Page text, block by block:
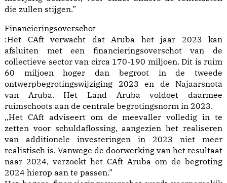
die zullen stijgen.”
Financieringsoverschot
:Het CAft verwacht dat Aruba het jaar 2023 kan
afsluiten met een financieringsoverschot van de
collectieve sector van circa 170-190 miljoen. Dit is ruim
60 miljoen hoger dan begroot in de tweede
ontwerpbegrotingswijziging 2023 en de Najaarsnota
van Aruba. Het Land Aruba voldoet daarmee
ruimschoots aan de centrale begrotingsnorm in 2023.
,,Het CAft adviseert om de meevaller volledig in te
zetten voor schuldaflossing, aangezien het realiseren
van additionele investeringen in 2023 niet meer
realistisch is. Vanwege de doorwerking van het resultaat
naar 2024, verzoekt het CAft Aruba om de begroting
2024 hierop aan te passen.”